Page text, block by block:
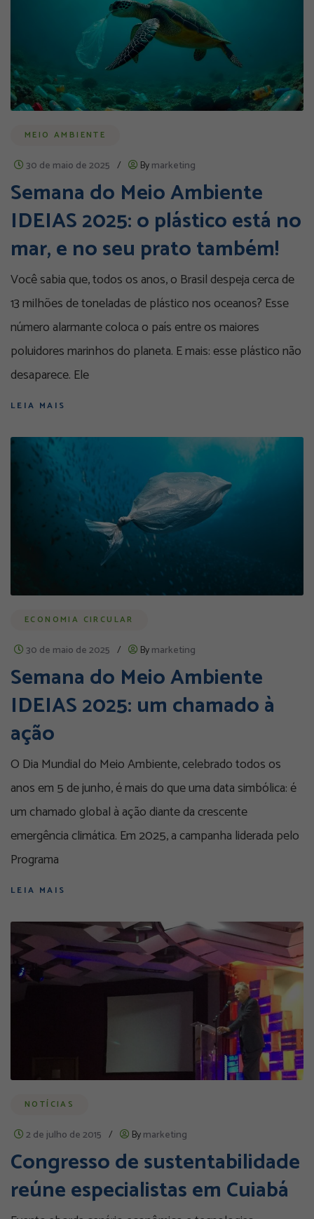
MEIO AMBIENTE
30 de maio de 2025 / Bymarketing
Semana do Meio Ambiente
IDEIAS 2025: o plástico está no
mar, e no seu prato também!
Você sabia que, todos os anos, o Brasil despeja cerca de
13 milhões de toneladas de plástico nos oceanos? Esse
número alarmante coloca o país entre os maiores
poluidores marinhos do planeta. E mais: esse plástico não
desaparece. Ele
LEIA MAIS
ECONOMIA CIRCULAR
30 de maio de 2025 / Bymarketing
Semana do Meio Ambiente
IDEIAS 2025: um chamado à
ação
O Dia Mundial do Meio Ambiente, celebrado todos os
anos em 5 de junho, é mais do que uma data simbólica: é
um chamado global à ação diante da crescente
emergência climática. Em 2025, a campanha liderada pelo
Programa
LEIA MAIS
NOTÍCIAS
2 de julho de 2015 / Bymarketing
Congresso de sustentabilidade
reúne especialistas em Cuiabá